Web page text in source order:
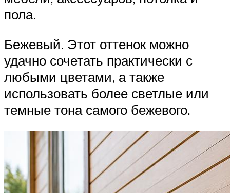
пола.
Бежевый. Этот оттенок можно
удачно сочетать практически с
любыми цветами, а также
использовать более светлые или
темные тона самого бежевого.